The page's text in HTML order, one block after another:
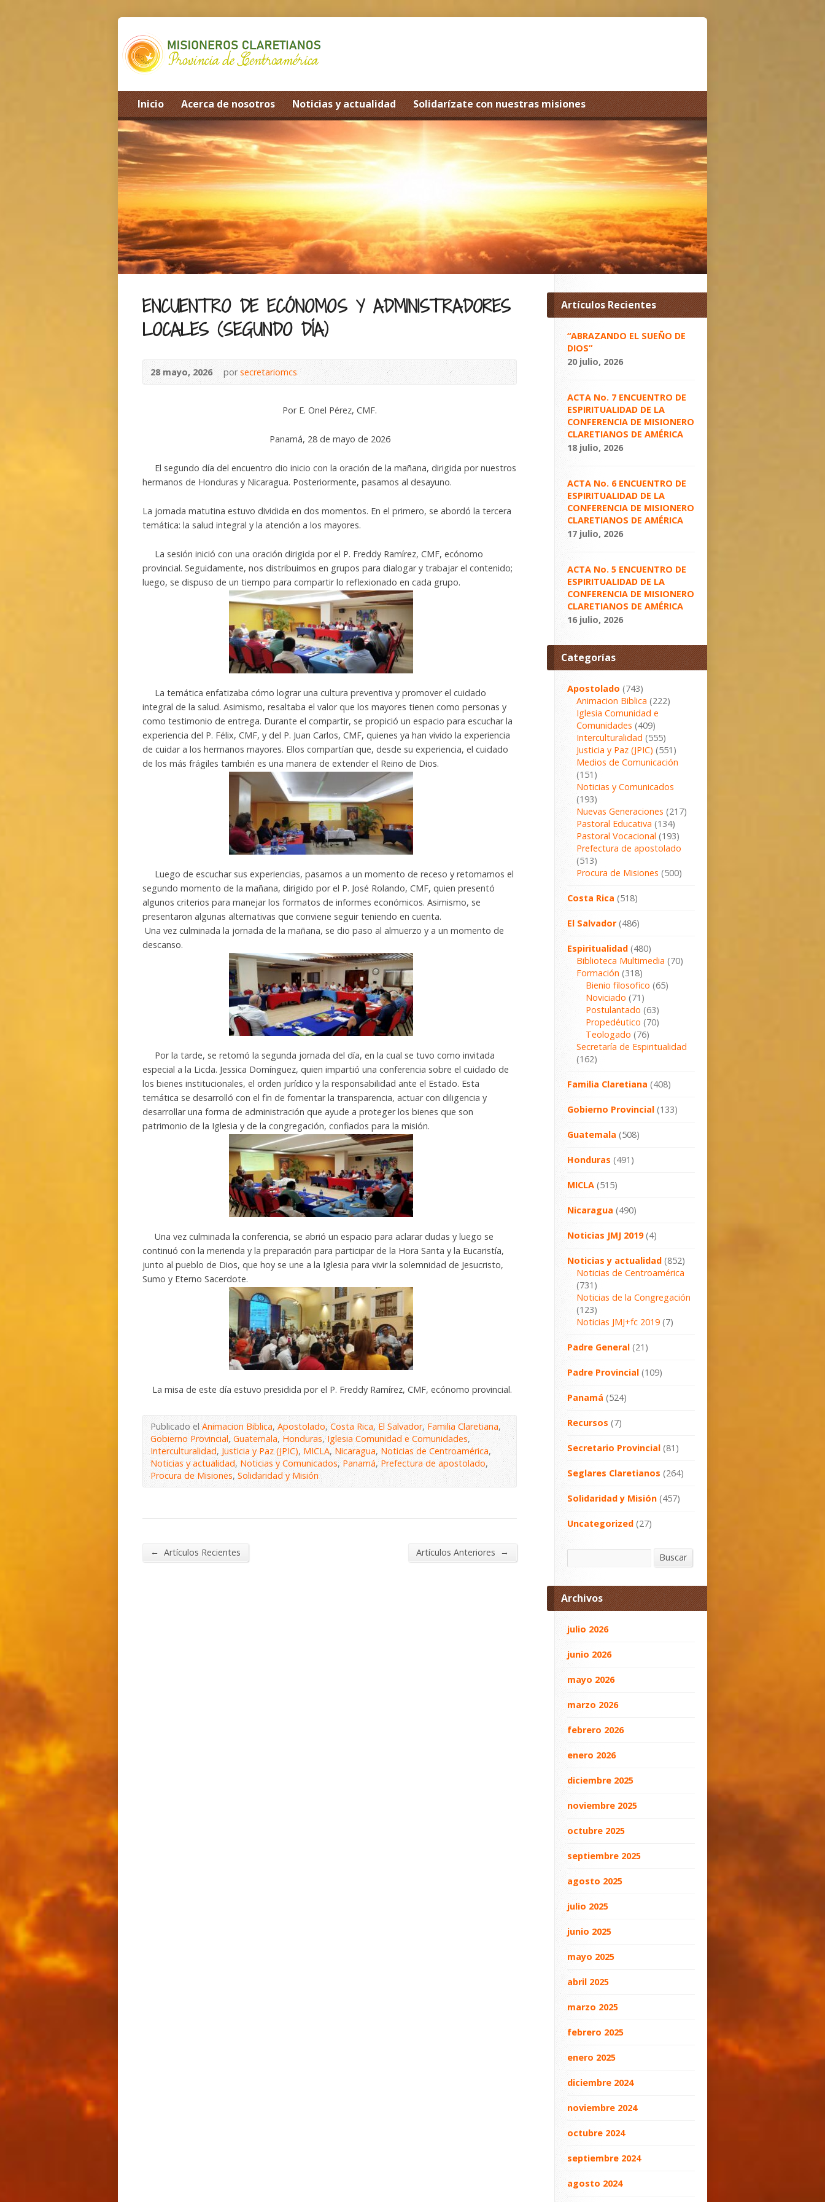
Inicio Acerca de nosotros Noticias y actualidad Solidarízate con nuestras misiones
ENCUENTRO DE ECÓNOMOS Y ADMINISTRADORES
LOCALES (SEGUNDO DÍA)
28 mayo, 2026 porsecretariomcs
Por E. Onel Pérez, CMF.
Panamá, 28 de mayo de 2026
El segundo día del encuentro dio inicio con la oración de la mañana, dirigida por nuestros
hermanos de Honduras y Nicaragua. Posteriormente, pasamos al desayuno.
La jornada matutina estuvo dividida en dos momentos. En el primero, se abordó la tercera
temática: la salud integral y la atención a los mayores.
La sesión inició con una oración dirigida por el P. Freddy Ramírez, CMF, ecónomo
provincial. Seguidamente, nos distribuimos en grupos para dialogar y trabajar el contenido;
luego, se dispuso de un tiempo para compartir lo reflexionado en cada grupo.
La temática enfatizaba cómo lograr una cultura preventiva y promover el cuidado
integral de la salud. Asimismo, resaltaba el valor que los mayores tienen como personas y
como testimonio de entrega. Durante el compartir, se propició un espacio para escuchar la
experiencia del P. Félix, CMF, y del P. Juan Carlos, CMF, quienes ya han vivido la experiencia
de cuidar a los hermanos mayores. Ellos compartían que, desde su experiencia, el cuidado
de los más frágiles también es una manera de extender el Reino de Dios.
Luego de escuchar sus experiencias, pasamos a un momento de receso y retomamos el
segundo momento de la mañana, dirigido por el P. José Rolando, CMF, quien presentó
algunos criterios para manejar los formatos de informes económicos. Asimismo, se
presentaron algunas alternativas que conviene seguir teniendo en cuenta.
Una vez culminada la jornada de la mañana, se dio paso al almuerzo y a un momento de
descanso.
Por la tarde, se retomó la segunda jornada del día, en la cual se tuvo como invitada
especial a la Licda. Jessica Domínguez, quien impartió una conferencia sobre el cuidado de
los bienes institucionales, el orden jurídico y la responsabilidad ante el Estado. Esta
temática se desarrolló con el fin de fomentar la transparencia, actuar con diligencia y
desarrollar una forma de administración que ayude a proteger los bienes que son
patrimonio de la Iglesia y de la congregación, confiados para la misión.
Una vez culminada la conferencia, se abrió un espacio para aclarar dudas y luego se
continuó con la merienda y la preparación para participar de la Hora Santa y la Eucaristía,
junto al pueblo de Dios, que hoy se une a la Iglesia para vivir la solemnidad de Jesucristo,
Sumo y Eterno Sacerdote.
La misa de este día estuvo presidida por el P. Freddy Ramírez, CMF, ecónomo provincial.
Publicado elAnimacion Biblica,Apostolado,Costa Rica,El Salvador,Familia Claretiana,
Gobierno Provincial, Guatemala,Honduras,Iglesia Comunidad e Comunidades,
Interculturalidad,Justicia y Paz (JPIC),MICLA,Nicaragua, Noticias de Centroamérica,
Noticias y actualidad,Noticias y Comunicados,Panamá,Prefectura de apostolado,
Procura de Misiones, Solidaridad y Misión
← Artículos Recientes Artículos Anteriores →
Artículos Recientes
“ABRAZANDO EL SUEÑO DE
DIOS”
20 julio, 2026
ACTA No. 7 ENCUENTRO DE
ESPIRITUALIDAD DE LA
CONFERENCIA DE MISIONERO
CLARETIANOS DE AMÉRICA
18 julio, 2026
ACTA No. 6 ENCUENTRO DE
ESPIRITUALIDAD DE LA
CONFERENCIA DE MISIONERO
CLARETIANOS DE AMÉRICA
17 julio, 2026
ACTA No. 5 ENCUENTRO DE
ESPIRITUALIDAD DE LA
CONFERENCIA DE MISIONERO
CLARETIANOS DE AMÉRICA
16 julio, 2026
Categorías
Apostolado (743)
Animacion Biblica (222)
Iglesia Comunidad e
Comunidades (409)
Interculturalidad (555)
Justicia y Paz (JPIC) (551)
Medios de Comunicación
(151)
Noticias y Comunicados
(193)
Nuevas Generaciones (217)
Pastoral Educativa (134)
Pastoral Vocacional (193)
Prefectura de apostolado
(513)
Procura de Misiones (500)
Costa Rica (518)
El Salvador(486)
Espiritualidad (480)
Biblioteca Multimedia (70)
Formación (318)
Bienio filosofico (65)
Noviciado (71)
Postulantado (63)
Propedéutico (70)
Teologado (76)
Secretaría de Espiritualidad
(162)
Familia Claretiana (408)
Gobierno Provincial (133)
Guatemala (508)
Honduras (491)
MICLA (515)
Nicaragua (490)
Noticias JMJ 2019(4)
Noticias y actualidad (852)
Noticias de Centroamérica
(731)
Noticias de la Congregación
(123)
Noticias JMJ+fc 2019 (7)
Padre General (21)
Padre Provincial (109)
Panamá (524)
Recursos (7)
Secretario Provincial (81)
Seglares Claretianos (264)
Solidaridad y Misión (457)
Uncategorized (27)
Buscar
Archivos
julio 2026
junio 2026
mayo 2026
marzo 2026
febrero 2026
enero 2026
diciembre 2025
noviembre 2025
octubre 2025
septiembre 2025
agosto 2025
julio 2025
junio 2025
mayo 2025
abril 2025
marzo 2025
febrero 2025
enero 2025
diciembre 2024
noviembre 2024
octubre 2024
septiembre 2024
agosto 2024